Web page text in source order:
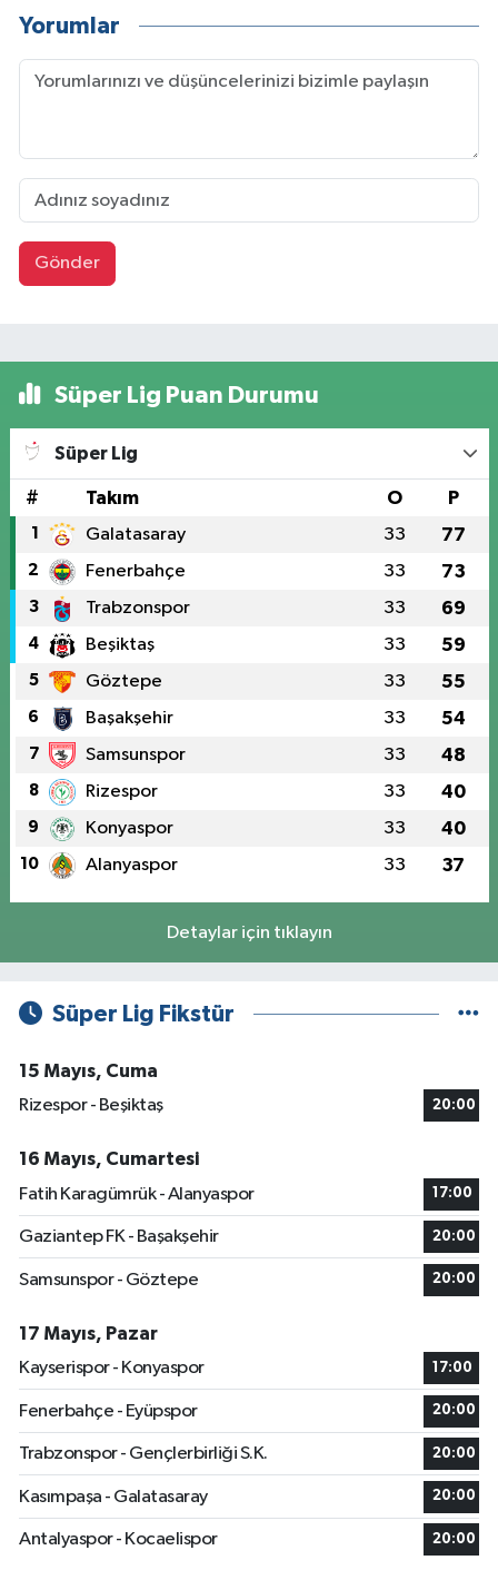
Yorumlar
Gönder
Süper Lig Puan Durumu
Süper Lig
# Takım O P
1 Galatasaray 33 77
2 Fenerbahçe 33 73
3 Trabzonspor 33 69
4 Beşiktaş 33 59
5 Göztepe 33 55
6 Başakşehir 33 54
7 Samsunspor 33 48
8 Rizespor 33 40
9 Konyaspor 33 40
10 Alanyaspor 33 37
Detaylar için tıklayın
Süper Lig Fikstür
15 Mayıs, Cuma
Rizespor - Beşiktaş
20:00
16 Mayıs, Cumartesi
Fatih Karagümrük - Alanyaspor
17:00
Gaziantep FK - Başakşehir 20:00
Samsunspor - Göztepe 20:00
17 Mayıs, Pazar
Kayserispor - Konyaspor
17:00
Fenerbahçe - Eyüpspor 20:00
Trabzonspor - Gençlerbirliği S.K. 20:00
Kasımpaşa - Galatasaray 20:00
Antalyaspor - Kocaelispor 20:00